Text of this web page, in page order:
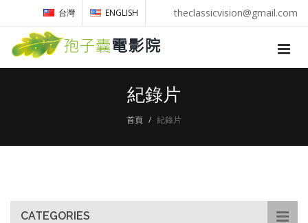
theclassicvision@gmail.com
台灣 ENGLISH
紀錄片
首頁 紀錄片
CATEGORIES